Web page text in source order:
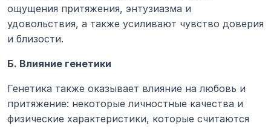
ощущения притяжения, энтузиазма и
удовольствия, а также усиливают чувство доверия
и близости.
Б. Влияние генетики
Генетика также оказывает влияние на любовь и
притяжение: некоторые личностные качества и
физические характеристики, которые считаются